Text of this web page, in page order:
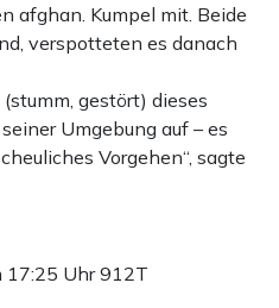
afghan. Kumpel mit. Beide
verspotteten es danach
gestört) dieses
Umgebung auf – es
Vorgehen“, sagte
17:25 Uhr912T